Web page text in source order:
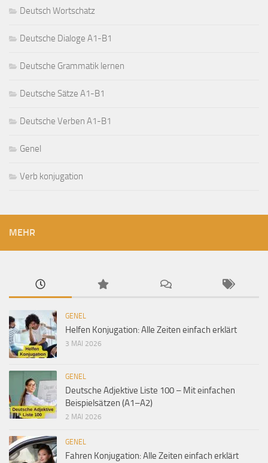
Deutsch Wortschatz
Deutsche Dialoge A1-B1
Deutsche Grammatik lernen
Deutsche Sätze A1-B1
Deutsche Verben A1-B1
Genel
Verb konjugation
MEHR
GENEL
Helfen Konjugation: Alle Zeiten einfach erklärt
3 MAI 2026
GENEL
Deutsche Adjektive Liste 100 – Mit einfachen
Beispielsätzen (A1–A2)
2 MAI 2026
GENEL
Fahren Konjugation: Alle Zeiten einfach erklärt